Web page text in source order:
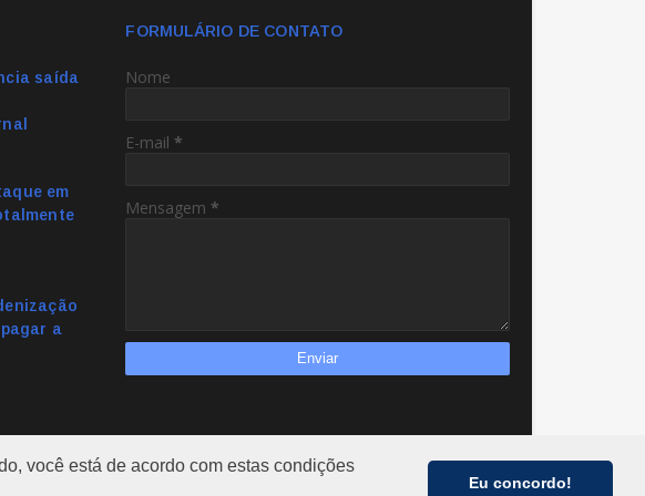
você está de acordo com estas condições
Eu concordo!
saída
em
a
FORMULÁRIO DE CONTATO
Nome
E-mail *
Mensagem *